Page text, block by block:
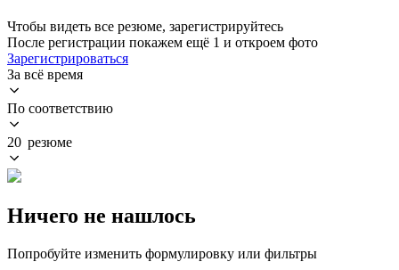
Чтобы видеть все резюме, зарегистрируйтесь
После регистрации покажем ещё 1 и откроем фото
Зарегистрироваться
За всё время
По соответствию
20 резюме
Ничего не нашлось
Попробуйте изменить формулировку или фильтры